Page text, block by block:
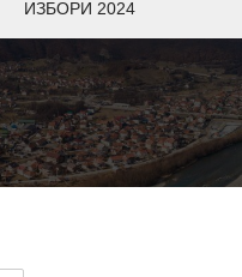
ИЗБОРИ 2024